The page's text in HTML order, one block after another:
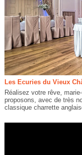
Les Ecuries du Vieux
Réalisez votre rêve,
proposons, avec de très
classique charrette